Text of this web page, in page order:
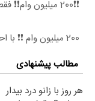
❗❗200 میلیون وام❗❗ فقط با احراز هویت
200 میلیون وام ❗❗ با احراز هویت در آبان تتر
مطالب پیشنهادی
هر روز با زانو درد بیدار